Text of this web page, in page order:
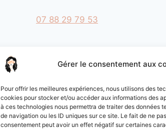
Gérer le consentement aux
Pour offrir les meilleures expériences, nous utilisons des
cookies pour stocker et/ou accéder aux informations des
à ces technologies nous permettra de traiter des données
de navigation ou les ID uniques sur ce site. Le fait de ne
consentement peut avoir un effet négatif sur certaines
07 88 29 79 53